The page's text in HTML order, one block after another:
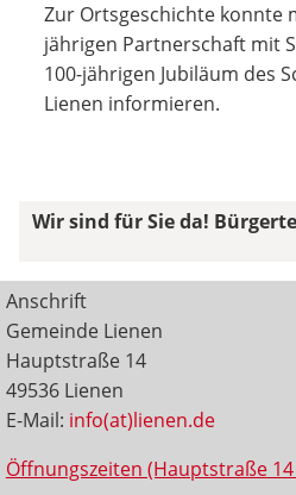
Zur Ortsgeschichte konnte
jährigen Partnerschaft mit
100-jährigen Jubiläum des
Lienen informieren.
Wir sind für Sie da!
Anschrift
Gemeinde Lienen
Hauptstraße 14
49536 Lienen
E-Mail: info(at)lienen.de
Öffnungszeiten (Hauptstraße